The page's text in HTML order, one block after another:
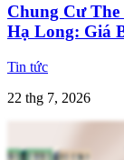
Chung Cư The
Hạ Long: Giá
Tin tức
22 thg 7, 2026